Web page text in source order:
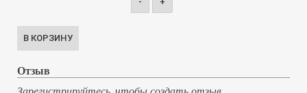
Отзыв